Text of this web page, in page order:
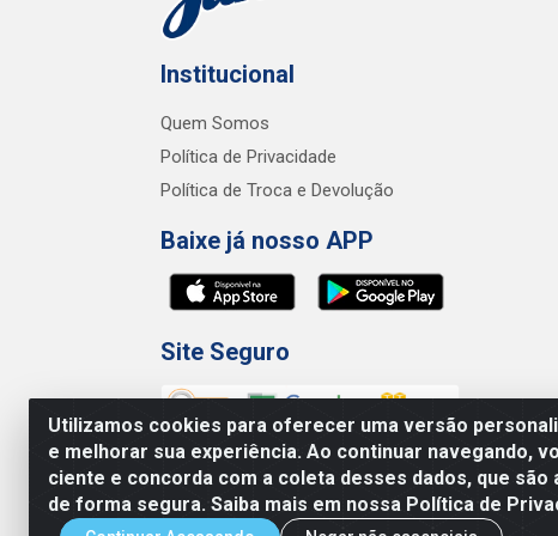
Utilizamos cookies para oferecer uma versão
e melhorar sua experiência. Ao continuar navegando,
ciente e concorda com a coleta desses dados, que são
de forma segura. Saiba mais em nossa Política de
Institucional
Quem Somos
Política de Privacidade
Política de Troca e Devolução
Baixe já nosso APP
Site Seguro
Junco Industria e Comercio Ltda - R.